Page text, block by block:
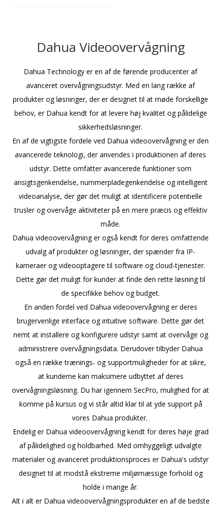
Dahua Videoovervågning
Dahua Technology er en af de førende producenter af
avanceret overvågningsudstyr. Med en lang række af
produkter og løsninger, der er designet til at møde forskellige
behov, er Dahua kendt for at levere høj kvalitet og pålidelige
sikkerhedsløsninger.
En af de vigtigste fordele ved Dahua videoovervågning er den
avancerede teknologi, der anvendes i produktionen af deres
udstyr. Dette omfatter avancerede funktioner som
ansigtsgenkendelse, nummerpladegenkendelse og intelligent
videoanalyse, der gør det muligt at identificere potentielle
trusler og overvåge aktiviteter på en mere præcis og effektiv
måde.
Dahua videoovervågning er også kendt for deres omfattende
udvalg af produkter og løsninger, der spænder fra IP-
kameraer og videooptagere til software og cloud-tjenester.
Dette gør det muligt for kunder at finde den rette løsning til
de specifikke behov og budget.
En anden fordel ved Dahua videoovervågning er deres
brugervenlige interface og intuitive software. Dette gør det
nemt at installere og konfigurere udstyr samt at overvåge og
administrere overvågningsdata. Derudover tilbyder Dahua
også en række trænings- og supportmuligheder for at sikre,
at kunderne kan maksimere udbyttet af deres
overvågningsløsning. Du har igennem SecPro, mulighed for at
komme på kursus og vi står altid klar til at yde support på
vores Dahua produkter.
Endelig er Dahua videoovervågning kendt for deres høje grad
af pålidelighed og holdbarhed. Med omhyggeligt udvalgte
materialer og avanceret produktionsproces er Dahua's udstyr
designet til at modstå ekstreme miljømæssige forhold og
holde i mange år.
Alt i alt er Dahua videoovervågningsprodukter en af de bedste